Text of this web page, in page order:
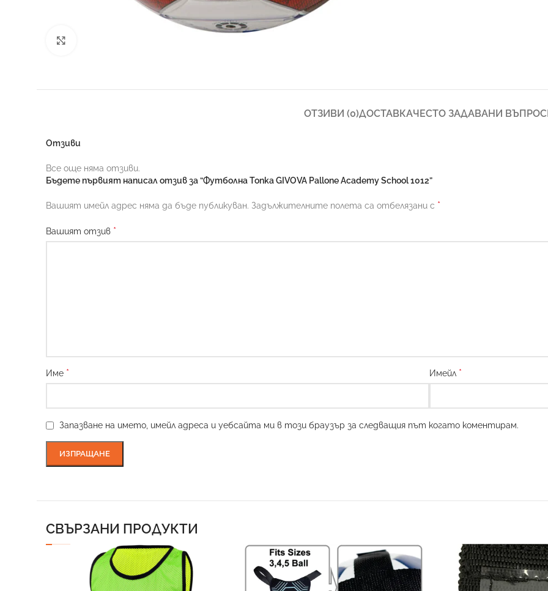
ОТЗИВИ (0)ДОСТАВКАЧЕСТО ЗАДАВАНИ
Отзиви
Все още няма отзиви.
Бъдете първият написал отзив за “Футболна Топка GIVOVA Pallone Academy School 1012”
Вашият имейл адрес няма да бъде публикуван. Задължителните полета са отбелязани с *
Вашият отзив *
Име * Имейл *
Запазване на името, имейл адреса и уебсайта ми в този браузър за следващия път когато коментирам.
СВЪРЗАНИ ПРОДУКТИ